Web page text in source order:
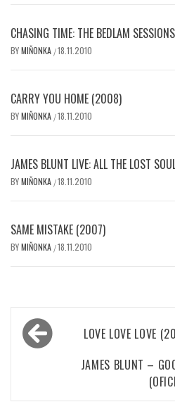
CHASING TIME: THE BEDLAM
BYMIŇONKA /18.11.2010
CARRY YOU HOME (2008)
BYMIŇONKA /18.11.2010
JAMES BLUNT LIVE: ALL THE LOST
BYMIŇONKA /18.11.2010
SAME MISTAKE (2007)
BYMIŇONKA /18.11.2010
Navigace
pro
příspěvek
LOVE LOVE LOVE
JAMES BLUNT –